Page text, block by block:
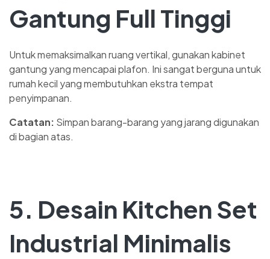
Gantung Full Tinggi
Untuk memaksimalkan ruang vertikal, gunakan kabinet
gantung yang mencapai plafon. Ini sangat berguna untuk
rumah kecil yang membutuhkan ekstra tempat
penyimpanan.
Catatan: Simpan barang-barang yang jarang digunakan
di bagian atas.
5. Desain Kitchen Set
Industrial Minimalis